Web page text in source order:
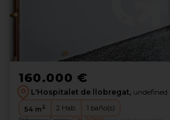
160.000 €
L'Hospitalet de llobregat, undefined
54 m2 2 Hab. 1 baño(s)